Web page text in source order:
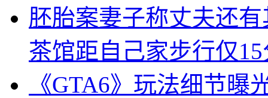
胚胎案妻子称丈夫还
茶馆距自己家步行仅
《GTA6》玩法细节